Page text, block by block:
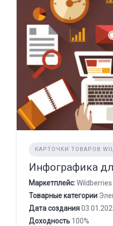
КАРТОЧКИ ТОВАРОВ
Инфографика
Маркетплейс:Wildberries
Товарные категории
Дата создания
Доходность 100%